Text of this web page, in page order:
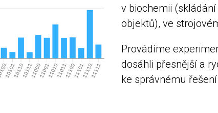
v biochemii
objektů), ve
Provádíme
dosáhli přesnější a
ke správnému